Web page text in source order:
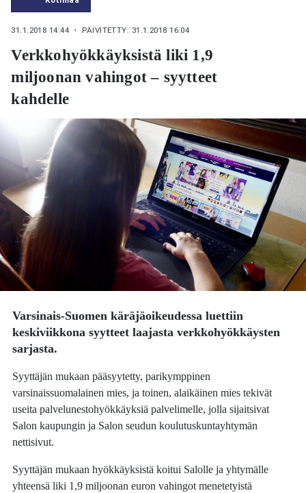
31.1.2018 14:44 ・ PÄIVITETTY: 31.1.2018 16:04
Verkkohyökkäyksistä liki 1,9
miljoonan vahingot – syytteet
kahdelle
Varsinais-Suomen käräjäoikeudessa luettiin
keskiviikkona syytteet laajasta verkkohyökkäysten
sarjasta.
Syyttäjän mukaan pääsyytetty, parikymppinen
varsinaissuomalainen mies, ja toinen, alaikäinen mies tekivät
useita palvelunestohyökkäyksiä palvelimelle, jolla sijaitsivat
Salon kaupungin ja Salon seudun koulutuskuntayhtymän
nettisivut.
Syyttäjän mukaan hyökkäyksistä koitui Salolle ja yhtymälle
yhteensä liki 1,9 miljoonan euron vahingot menetetyistä